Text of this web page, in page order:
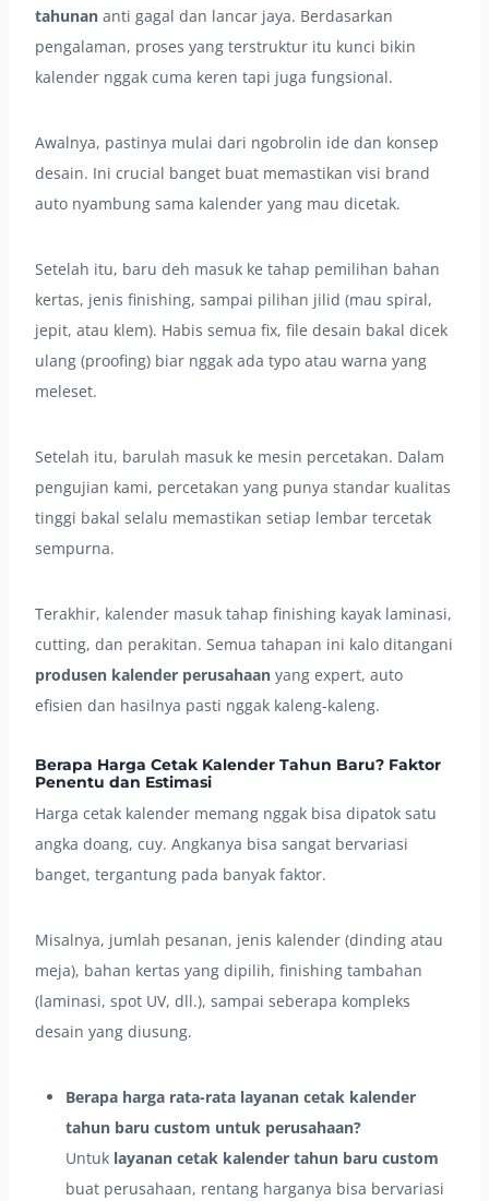
tahunan anti gagal dan lancar jaya. Berdasarkan
pengalaman, proses yang terstruktur itu kunci bikin
kalender nggak cuma keren tapi juga fungsional.
Awalnya, pastinya mulai dari ngobrolin ide dan konsep
desain. Ini crucial banget buat memastikan visi brand
auto nyambung sama kalender yang mau dicetak.
Setelah itu, baru deh masuk ke tahap pemilihan bahan
kertas, jenis finishing, sampai pilihan jilid (mau spiral,
jepit, atau klem). Habis semua fix, file desain bakal dicek
ulang (proofing) biar nggak ada typo atau warna yang
meleset.
Setelah itu, barulah masuk ke mesin percetakan. Dalam
pengujian kami, percetakan yang punya standar kualitas
tinggi bakal selalu memastikan setiap lembar tercetak
sempurna.
Terakhir, kalender masuk tahap finishing kayak laminasi,
cutting, dan perakitan. Semua tahapan ini kalo ditangani
produsen kalender perusahaan yang expert, auto
efisien dan hasilnya pasti nggak kaleng-kaleng.
Berapa Harga Cetak Kalender Tahun Baru? Faktor
Penentu dan Estimasi
Harga cetak kalender memang nggak bisa dipatok satu
angka doang, cuy. Angkanya bisa sangat bervariasi
banget, tergantung pada banyak faktor.
Misalnya, jumlah pesanan, jenis kalender (dinding atau
meja), bahan kertas yang dipilih, finishing tambahan
(laminasi, spot UV, dll.), sampai seberapa kompleks
desain yang diusung.
Berapa harga rata-rata layanan cetak kalender
tahun baru custom untuk perusahaan?
Untuk layanan cetak kalender tahun baru custom
buat perusahaan, rentang harganya bisa bervariasi